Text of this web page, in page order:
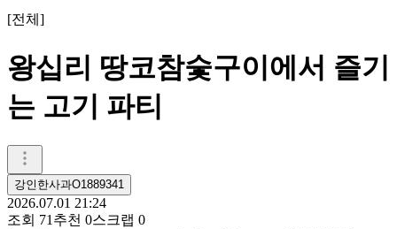
[전체 ]
왕십리 땅코참숯구이에서 즐기
는 고기 파티
강인한사과O1889341
2026.07.01 21:24
조회 71 추천 0스크랩 0